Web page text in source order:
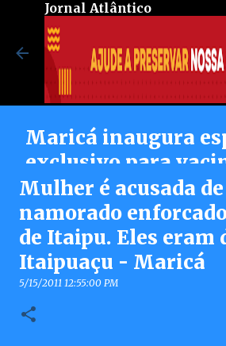
Pular para o conteúdo
Jornal Atlântico
Maricá inaugura
exclusivo para
pessoas autistas no
Vacinação
8/07/2026 08:37:00 PM
0
Mulher é acusada
namorado
de Itaipu. Eles eram
Itaipuaçu - Maricá
5/15/2011 12:55:00 PM